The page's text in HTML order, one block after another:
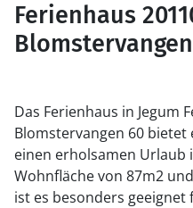
Ferienhaus
Das Ferienhaus in Jegum
Blomstervangen 60
einen erholsamen Urlaub
Wohnfläche von 87m2
ist es besonders